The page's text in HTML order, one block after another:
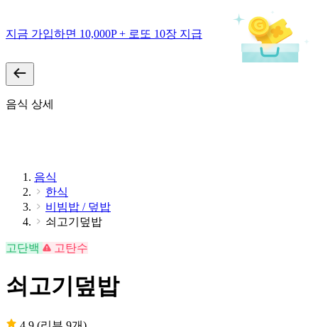
지금 가입하면 10,000P + 로또 10장 지급
음식 상세
음식
한식
비빔밥 / 덮밥
쇠고기덮밥
고단백 고탄수
쇠고기덮밥